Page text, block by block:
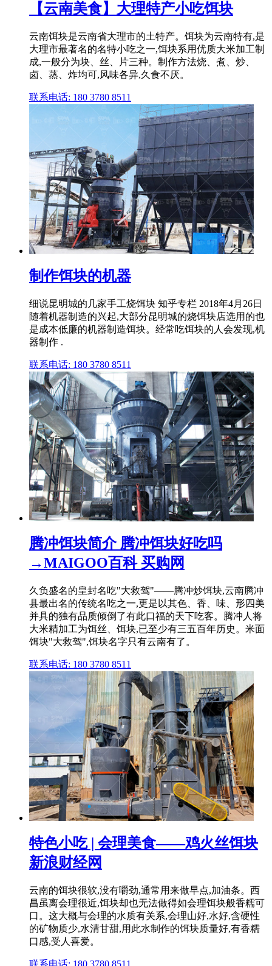
【云南美食】大理特产小吃饵块
云南饵块是云南省大理市的土特产。饵块为云南特有,是
大理市最著名的名特小吃之一,饵块系用优质大米加工制
成,一般分为块、丝、片三种。制作方法烧、煮、炒、
卤、蒸、炸均可,风味各异,久食不厌。
联系电话: 180 3780 8511
制作饵块的机器
细说昆明城的几家手工烧饵块 知乎专栏 2018年4月26日
随着机器制造的兴起,大部分昆明城的烧饵块店选用的也
是成本低廉的机器制造饵块。经常吃饵块的人会发现,机
器制作 .
联系电话: 180 3780 8511
腾冲饵块简介 腾冲饵块好吃吗
→MAIGOO百科 买购网
久负盛名的皇封名吃"大救驾"——腾冲炒饵块,云南腾冲
县最出名的传统名吃之一,更是以其色、香、味、形四美
并具的独有品质倾倒了有此口福的天下吃客。腾冲人将
大米精加工为饵丝、饵块,已至少有三五百年历史。米面
饵块"大救驾",饵块名字只有云南有了。
联系电话: 180 3780 8511
特色小吃 | 会理美食——鸡火丝饵块
新浪财经网
云南的饵块很软,没有嚼劲,通常用来做早点,加油条。西
昌虽离会理很近,饵块却也无法做得如会理饵块般香糯可
口。这大概与会理的水质有关系,会理山好,水好,含硬性
的矿物质少,水清甘甜,用此水制作的饵块质量好,有香糯
口感,受人喜爱。
联系电话: 180 3780 8511